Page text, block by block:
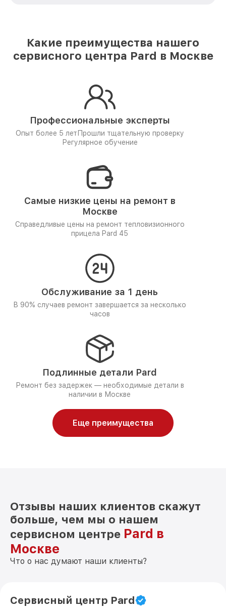
Какие преимущества нашего
сервисного центра Pard в Москве
Профессиональные эксперты
Опыт более 5 лет Прошли тщательную проверку
Регулярное обучение
Самые низкие цены на ремонт в
Москве
Справедливые цены на ремонт тепловизионного
прицела Pard 45
Обслуживание за 1 день
В 90% случаев ремонт завершается за несколько
часов
Подлинные детали Pard
Ремонт без задержек — необходимые детали в
наличии в Москве
Еще преимущества
Отзывы наших клиентов скажут
больше, чем мы о нашем
сервисном центре Pard в
Москве
Что о нас думают наши клиенты?
Сервисный центр Pard